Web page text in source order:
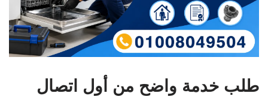
طلب خدمة واضح من أول اتصال